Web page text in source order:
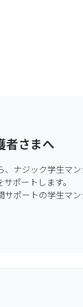
者さまへ
ナジック学生マン
ポートします。
ポートの学生マ